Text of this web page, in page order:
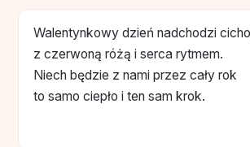
Walentynkowy dzień nadchodzi
z czerwoną różą i serca rytmem.
Niech będzie z nami przez cały rok
to samo ciepło i ten sam krok.